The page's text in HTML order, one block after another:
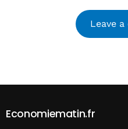
Economiematin.fr